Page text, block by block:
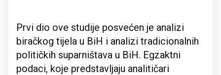
Prvi dio ove studije posvećen je analizi
biračkog tijela u BiH i analizi tradicionalnih
političkih suparništava u BiH. Egzaktni
podaci, koje predstavljaju analitičari